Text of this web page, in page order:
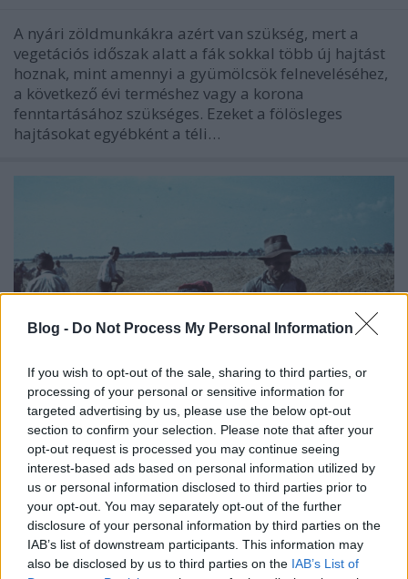
Blog - Do Not Process My Personal Information
If you wish to opt-out of the sale, sharing to third parties, or
processing of your personal or sensitive information for
targeted advertising by us, please use the below opt-out
section to confirm your selection. Please note that after your
opt-out request is processed you may continue seeing
interest-based ads based on personal information utilized by
us or personal information disclosed to third parties prior to
your opt-out. You may separately opt-out of the further
disclosure of your personal information by third parties on the
IAB’s list of downstream participants. This information may
also be disclosed by us to third parties on the IAB’s List of
A nyári zöldmunkákra azért van szükség, mert a
vegetációs időszak alatt a fák sokkal több új hajtást
hoznak, mint amennyi a gyümölcsök felneveléséhez,
a következő évi terméshez vagy a korona
fenntartásához szükséges. Ezeket a fölösleges
hajtásokat egyébként a téli…
Régi népélet naptára
kapanyél•2019. június 24.
Június - Szent Iván hava 26. hét: - június 24. (Iván):
Nyári napforduló, tűzgyújtás és tűzugrás
egészségmegőrzés és szerelemvarázslás céljával.